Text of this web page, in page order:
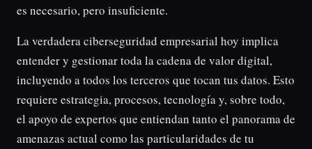
es necesario, pero insuficiente.
La verdadera ciberseguridad empresarial hoy implica
entender y gestionar toda la cadena de valor digital,
incluyendo a todos los terceros que tocan tus datos. Esto
requiere estrategia, procesos, tecnología y, sobre todo,
el apoyo de expertos que entiendan tanto el panorama de
amenazas actual como las particularidades de tu